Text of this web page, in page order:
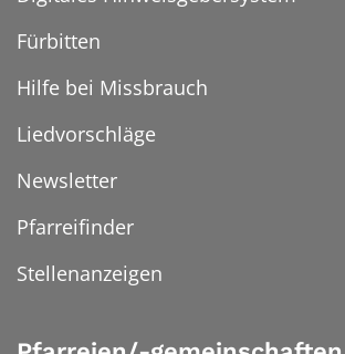
Fürbitten
Hilfe bei Missbrauch
Liedvorschläge
Newsletter
Pfarreifinder
Stellenanzeigen